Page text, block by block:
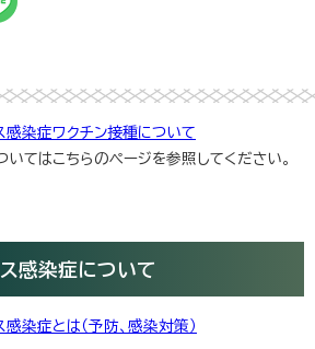
感染症ワクチン接種について
てはこちらのページを参照してください。
感染症について
染症とは（予防、感染対策）